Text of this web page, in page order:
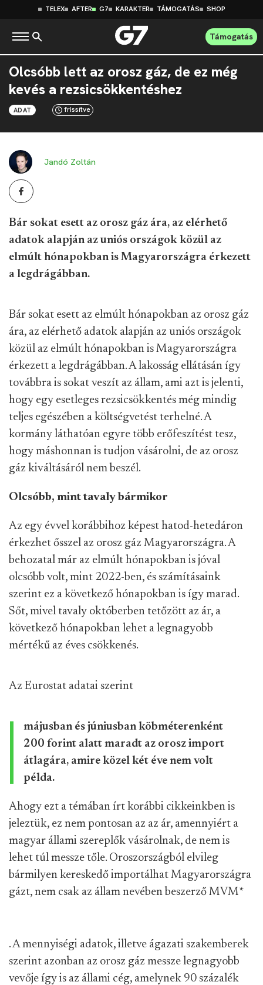
TELEX AFTER G7 KARAKTER TÁMOGATÁS SHOP
Támogatás
Olcsóbb lett az orosz gáz, de ez még
kevés a rezsicsökkentéshez
ADAT frissítve
Jandó Zoltán
Bár sokat esett az orosz gáz ára, az elérhető
adatok alapján az uniós országok közül az
elmúlt hónapokban is Magyarországra érkezett
a legdrágábban.
Bár sokat esett az elmúlt hónapokban az orosz gáz
ára, az elérhető adatok alapján az uniós országok
közül az elmúlt hónapokban is Magyarországra
érkezett a legdrágábban. A lakosság ellátásán így
továbbra is sokat veszít az állam, ami azt is jelenti,
hogy egy esetleges rezsicsökkentés még mindig
teljes egészében a költségvetést terhelné. A
kormány láthatóan egyre több erőfeszítést tesz,
hogy máshonnan is tudjon vásárolni, de az orosz
gáz kiváltásáról nem beszél.
Olcsóbb, mint tavaly bármikor
Az egy évvel korábbihoz képest hatod-hetedáron
érkezhet ősszel az orosz gáz Magyarországra. A
behozatal már az elmúlt hónapokban is jóval
olcsóbb volt, mint 2022-ben, és számításaink
szerint ez a következő hónapokban is így marad.
Sőt, mivel tavaly októberben tetőzött az ár, a
következő hónapokban lehet a legnagyobb
mértékű az éves csökkenés.
Az Eurostat adatai szerint
májusban és júniusban köbméterenként
200 forint alatt maradt az orosz import
átlagára, amire közel két éve nem volt
példa.
Ahogy ezt a témában írt korábbi cikkeinkben is
jeleztük, ez nem pontosan az az ár, amennyiért a
magyar állami szereplők vásárolnak, de nem is
lehet túl messze tőle. Oroszországból elvileg
bármilyen kereskedő importálhat Magyarországra
gázt, nem csak az állam nevében beszerző MVM*
. A mennyiségi adatok, illetve ágazati szakemberek
szerint azonban az orosz gáz messze legnagyobb
vevője így is az állami cég, amelynek 90 százalék